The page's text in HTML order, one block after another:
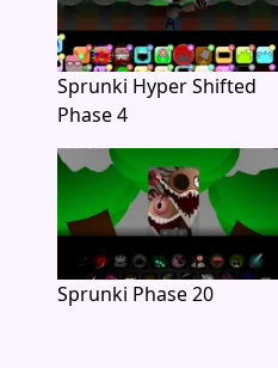
Sprunki Hyper Shifted
Phase 4
Sprunki Phase 20